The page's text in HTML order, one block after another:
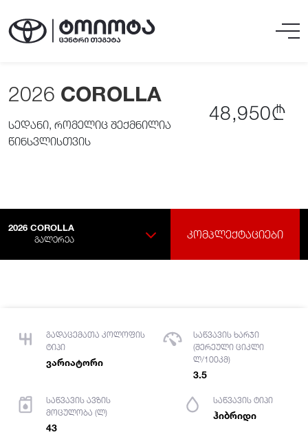
2026 COROLLA
სედანი, რომელიც შექმნილია
წინსვლისთვის
48,950₾
2026 COROLLA
ᲒᲐᲚᲔᲠᲔᲐ
ᲙᲝᲛᲞᲚᲔᲥᲢᲐᲪᲘᲔᲑᲘ
გადაცემათა კოლოფის
ტიპი
ვარიატორი
საწვავის ხარჯი
(შერეული ციკლი
ლ/100კმ)
3.5
საწვავის ავზის
მოცულობა (ლ)
43
საწვავის ტიპი
ჰიბრიდი